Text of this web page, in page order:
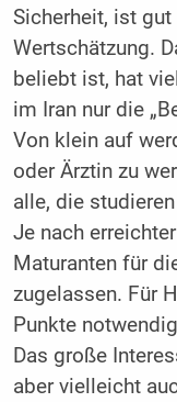
Sicherheit, ist
Wertschätzung.
beliebt ist, hat
im Iran nur die
Von klein auf
oder Ärztin zu
alle, die
Je nach
Maturanten für
zugelassen. Für
Punkte
Das große
aber vielleicht